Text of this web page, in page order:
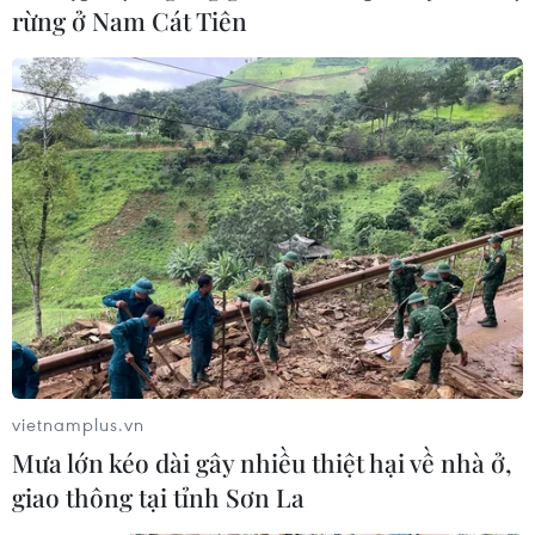
Nữ trí thức với khoa học và công nghệ vì
sự phát triển bền vững
18/10/2019 03:24
Phó Thủ tướng Vũ Đức Đam mong muốn các nữ trí thức
tiếp tục phát huy truyền thống vẻ vang của người phụ
nữ Việt Nam, đóng góp nhiều hơn nữa cho sự nghiệp
đổi mới giáo dục, đào tạo, khoa học công nghệ.
rừng ở Nam Cát Tiên
vietnamplus.vn
Mưa lớn kéo dài gây nhiều thiệt hại về nhà ở,
giao thông tại tỉnh Sơn La